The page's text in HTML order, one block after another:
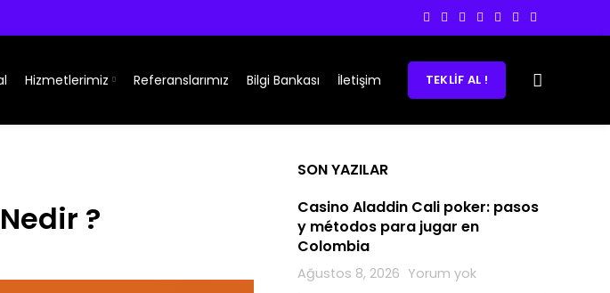
Hizmetlerimiz Referanslarımız Bilgi Bankası İletişim TEKLIF AL !
?
SON YAZILAR
Casino Aladdin Cali poker: pasos
y métodos para jugar en
Colombia
Ağustos 8, 2026 Yorum yok